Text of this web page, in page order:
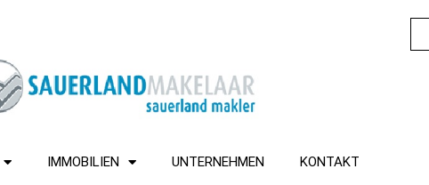
IMMOBILIEN UNTERNEHMEN KONTAKT